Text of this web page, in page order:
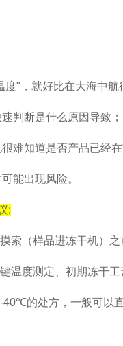
度" ，就好比在大海中
判断是什么原因导致；
难知道是否产品已经在
能出现风险。
:
索（样品进冻干机）
温度测定、初期冻干工
-40℃的处方，一般可以